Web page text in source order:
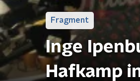
Fragment
Inge
Hafkamp